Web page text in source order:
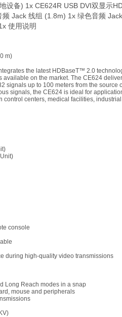
设备) 1x CE624R USB DVI双显示
Jack 线组 (1.8m) 1x 绿色音频
使用说明
m)
the latest HDBaseT™ 2.0
on the market. The CE624
signals up to 100 meters from the source
signals, the CE624 is ideal for
centers, medical facilities,
console
during high-quality video transmissions
Long Reach modes in a snap
mouse and peripherals